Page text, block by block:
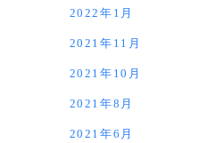
2022年1月
2021年11月
2021年10月
2021年8月
2021年6月